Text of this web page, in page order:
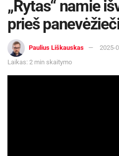
primena vaistininkė.
„Rytas“ namie
prieš
Paulius Liškauskas
2025-
Laikas: 2 min skaitymo